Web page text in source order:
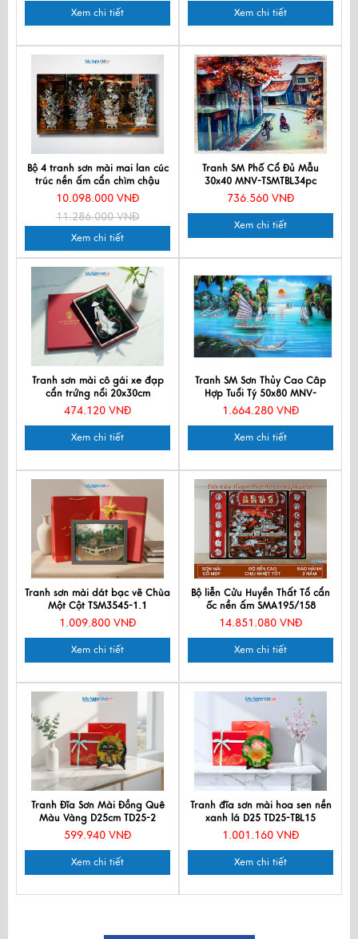
Xem chi tiết Xem chi tiết
Bộ 4 tranh sơn mài mai lan cúc
trúc nền ấm cẩn chìm chậu
MNV-TSM22-22
10.098.000 VNĐ
11.286.000 VNĐ
Xem chi tiết
Tranh SM Phố Cổ Đủ Mẫu
30x40 MNV-TSMTBL34pc
736.560 VNĐ
Xem chi tiết
Tranh sơn mài cô gái xe đạp
cẩn trứng nổi 20x30cm
TSM23TB
474.120 VNĐ
Xem chi tiết
Tranh SM Sơn Thủy Cao Câp
Hợp Tuổi Tý 50x80 MNV-
TSMCC18
1.664.280 VNĐ
Xem chi tiết
Tranh sơn mài dát bạc vẽ Chùa
Một Cột TSM3545-1.1
1.009.800 VNĐ
Xem chi tiết
Bộ liễn Cửu Huyền Thất Tổ cẩn
ốc nền ấm SMA195/158
14.851.080 VNĐ
Xem chi tiết
Tranh Đĩa Sơn Mài Đồng Quê
Màu Vàng D25cm TD25-2
599.940 VNĐ
Xem chi tiết
Tranh đĩa sơn mài hoa sen nền
xanh lá D25 TD25-TBL15
1.001.160 VNĐ
Xem chi tiết